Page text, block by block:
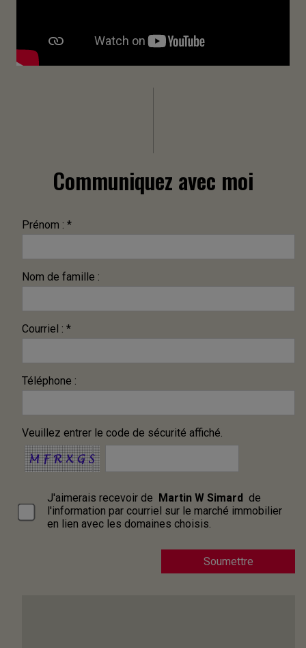
Communiquez avec moi
Prénom : *
Nom de famille :
Courriel : *
Téléphone :
Veuillez entrer le code de sécurité affiché.
J'aimerais recevoir de Martin W Simard de
l'information par courriel sur le marché immobilier
en lien avec les domaines choisis.